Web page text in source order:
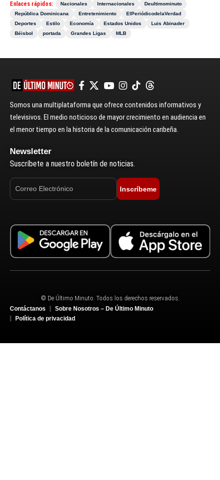
Enlaces rápidos: Nacionales Internacionales
Deultimominuto
República Dominicana
Entretenimiento
ElPeriódicodelaVerdad
Deportes
Estilo Economía Estados Unidos
Luis Abinader
Béisbol
portada Grandes Ligas MLB
Somos una multiplataforma que ofrece contenidos informativos y
televisivos. El medio noticioso de mayor crecimiento en audiencia en
el menor tiempo en la historia de la comunicación caribeña.
Newsletter
Suscríbete a nuestro boletín de noticias.
Inscríbeme
© De Último Minuto. Todos los derechos reservados.
Contáctanos
Sobre Nosotros – De Último Minuto
Política de privacidad